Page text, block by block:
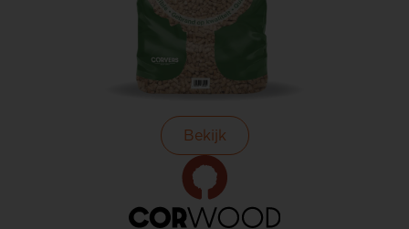
Bekijk